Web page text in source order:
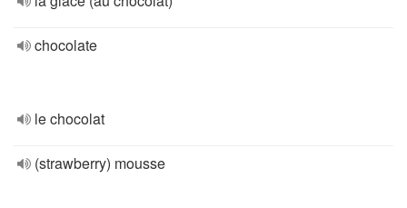
chocolate
le chocolat
(strawberry) mousse